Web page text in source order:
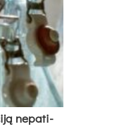
ne­pa­ti­